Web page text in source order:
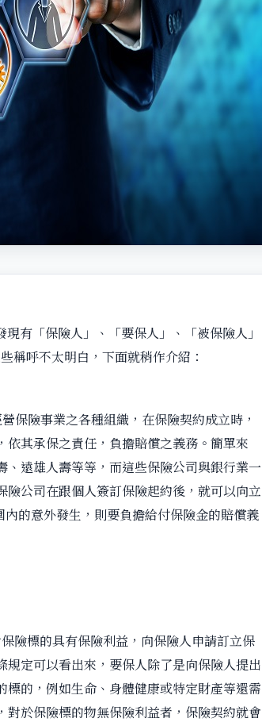
有「保險人」、「要保人」、「被保險人」
稱呼不太明白，下面就稍作介紹：
保險事業之各種組織，在保險契約成立時，
其承保之責任，負擔賠償之義務。簡單來
遠雄人壽等等，而這些保險公司與銀行業一
公司在跟個人簽訂保險起約後，就可以向立
的意外發生，則要負擔給付保險金的賠償義
險標的具有保險利益，向保險人申請訂立保
定可以看出來，要保人除了是向保險人提出
的，例如生命、身體健康或特定財產等還需
於保險標的物無保險利益者，保險契約就會